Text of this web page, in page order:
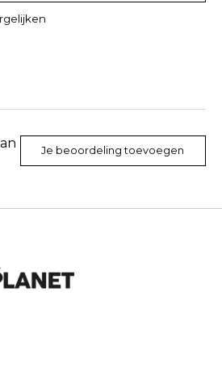
Je beoordeling toevoegen